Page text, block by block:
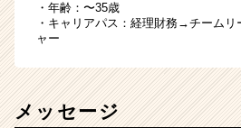
・年齢：〜35歳
・キャリアパス：経理財務→チーム
ャー
メッセージ